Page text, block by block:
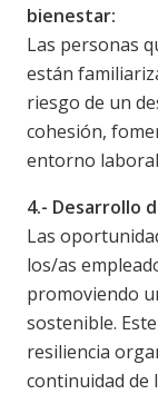
bienestar:
Las personas
están
riesgo de un
cohesión,
entorno
4.- Desarrollo
Las
los/as
promoviendo
sostenible.
resiliencia
continuidad de